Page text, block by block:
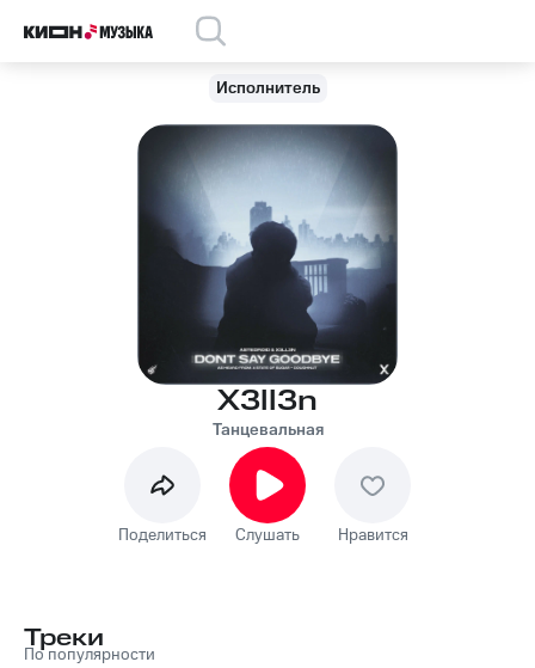
Исполнитель
X3ll3n
Танцевальная
Поделиться Слушать Нравится
Треки
По популярности